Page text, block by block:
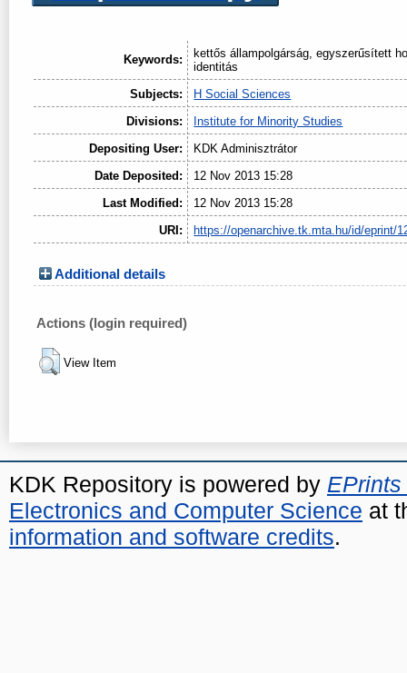
Keywords:
kettős állampolgárság, egyszerűsített
identitás
Subjects:
H Social Sciences
Divisions:
Institute for Minority Studies
Depositing User:
KDK Adminisztrátor
Date Deposited:
12 Nov 2013 15:28
Last Modified:
12 Nov 2013 15:28
URI:
https://openarchive.tk.mta.hu/id/eprint/
Additional details
Actions (login required)
View Item
KDK Repository is powered by EPrints
Electronics and Computer Science at
information and software credits.